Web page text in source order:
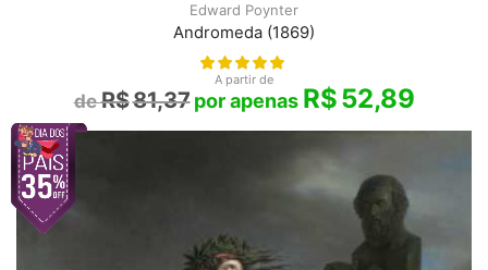
Edward Poynter
Andromeda (1869)
A partir de
R$81,37 R$52,89